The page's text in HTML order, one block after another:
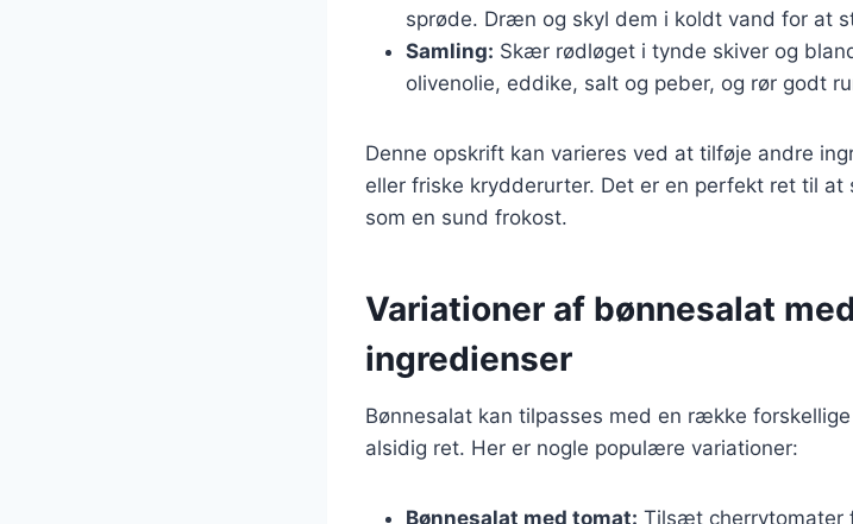
sprøde. Dræn og skyl dem i koldt vand for at
Samling: Skær rødløget i tynde skiver og
olivenolie, eddike, salt og peber, og rør godt
Denne opskrift kan varieres ved at tilføje andre
eller friske krydderurter. Det er en perfekt ret til
som en sund frokost.
Variationer af bønnesalat
ingredienser
Bønnesalat kan tilpasses med en række
alsidig ret. Her er nogle populære variationer:
Bønnesalat med tomat: Tilsæt cherrytomater